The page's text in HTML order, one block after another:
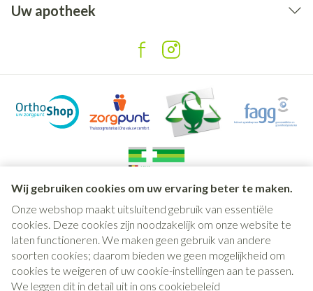
Wij gebruiken cookies om uw ervaring beter te maken.
Onze webshop maakt uitsluitend gebruik van essentiële
cookies. Deze cookies zijn noodzakelijk om onze website te
laten functioneren. We maken geen gebruik van andere
soorten cookies; daarom bieden we geen mogelijkheid om
cookies te weigeren of uw cookie-instellingen aan te passen.
We leggen dit in detail uit in ons cookiebeleid
Uw apotheek
Juridische links